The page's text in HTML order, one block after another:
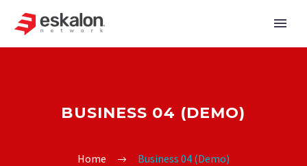
BUSINESS 04 (DEMO)
Home Business 04 (Demo)